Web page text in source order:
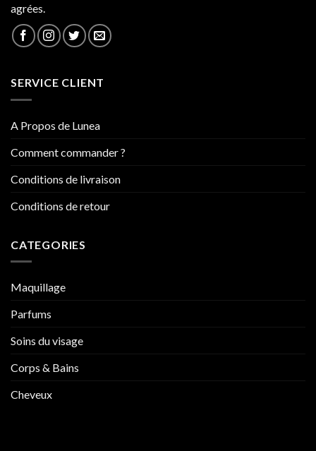
agrées.
SERVICE CLIENT
A Propos de Lunea
Comment commander ?
Conditions de livraison
Conditions de retour
CATEGORIES
Maquillage
Parfums
Soins du visage
Corps & Bains
Cheveux